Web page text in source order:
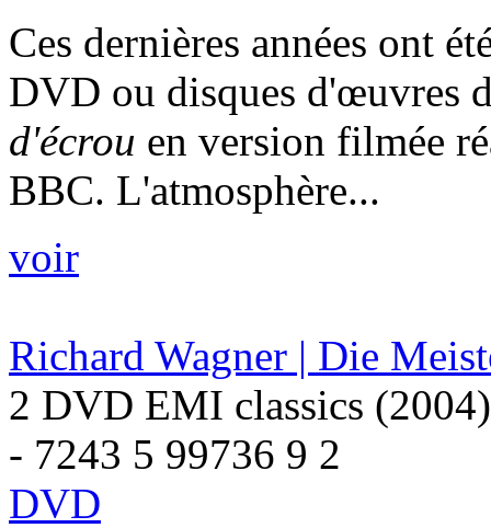
Ces dernières années ont
DVD ou disques d'œuvres
d'écrou en version filmée
BBC. L'atmosphère...
voir
Richard Wagner | Die
2 DVD EMI classics (2004)
- 7243 5 99736 9 2
DVD